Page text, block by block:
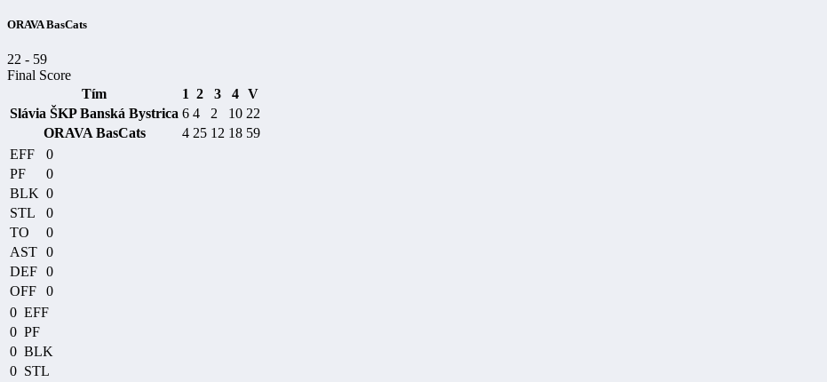
ORAVA BasCats
22 - 59
Final Score
Tím
1 2 3 4 V
Slávia ŠKP Banská Bystrica 6 4 2 10 22
ORAVA BasCats
4 25 12 18 59
EFF
0
PF
0
BLK 0
STL
0
TO
0
AST 0
DEF 0
OFF
0
0 EFF
0 PF
0 BLK
0 STL